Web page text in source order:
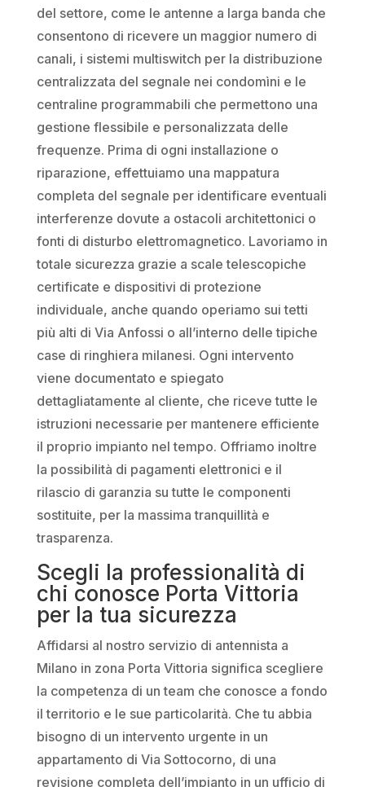
del settore, come le antenne a larga banda che
consentono di ricevere un maggior numero di
canali, i sistemi multiswitch per la distribuzione
centralizzata del segnale nei condomìni e le
centraline programmabili che permettono una
gestione flessibile e personalizzata delle
frequenze. Prima di ogni installazione o
riparazione, effettuiamo una mappatura
completa del segnale per identificare eventuali
interferenze dovute a ostacoli architettonici o
fonti di disturbo elettromagnetico. Lavoriamo in
totale sicurezza grazie a scale telescopiche
certificate e dispositivi di protezione
individuale, anche quando operiamo sui tetti
più alti di Via Anfossi o all’interno delle tipiche
case di ringhiera milanesi. Ogni intervento
viene documentato e spiegato
dettagliatamente al cliente, che riceve tutte le
istruzioni necessarie per mantenere efficiente
il proprio impianto nel tempo. Offriamo inoltre
la possibilità di pagamenti elettronici e il
rilascio di garanzia su tutte le componenti
sostituite, per la massima tranquillità e
trasparenza.
Scegli la professionalità di
chi conosce Porta Vittoria
per la tua sicurezza
Affidarsi al nostro servizio di antennista a
Milano in zona Porta Vittoria significa scegliere
la competenza di un team che conosce a fondo
il territorio e le sue particolarità. Che tu abbia
bisogno di un intervento urgente in un
appartamento di Via Sottocorno, di una
revisione completa dell’impianto in un ufficio di